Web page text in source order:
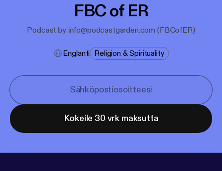
FBC of ER
Podcast by info@podcastgarden.com (FBCofER)
Englanti Religion & Spirituality
Kokeile 30 vrk maksutta